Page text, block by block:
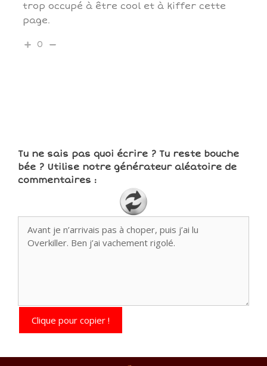
trop occupé à être cool et à kiffer cette
page.
0
Tu ne sais pas quoi écrire ? Tu reste bouche
bée ? Utilise notre générateur aléatoire de
commentaires :
Clique pour copier !